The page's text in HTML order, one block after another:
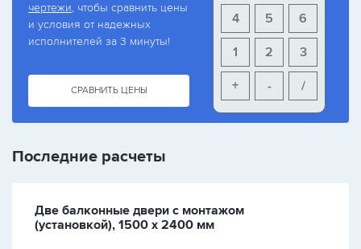
чертежи, чтобы сравнить цены
и условия от надежных
исполнителей за 3 минуты!
СРАВНИТЬ ЦЕНЫ
6
5
4
3
2
1
+ - /
Последние расчеты
Две балконные двери с монтажом
(установкой), 1500 х 2400 мм